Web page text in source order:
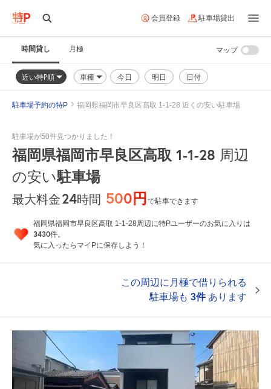
会員登録 駐車場貸出
時間貸し 月極
近い特P順 車種 今日 明日 日付
マップ
駐車場予約の特P 福岡県福岡市早良区高取 1-1-28 近くの安い駐車場
駐車場が50件見つかりました！
福岡県福岡市早良区高取 1-1-28 周辺
の安い駐車場
最大料金24時間 500円で駐車できます
福岡県福岡市早良区高取 1-1-28周辺に特Pユーザーのお気に入りは
3430件。
気に入ったらマイPに保存しよう！
この周辺に月極で借りられる
駐車場も 3件あります